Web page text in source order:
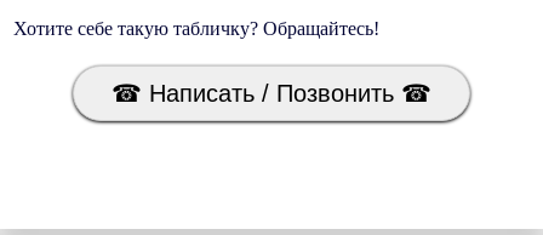
Хотите себе такую табличку? Обращайтесь!